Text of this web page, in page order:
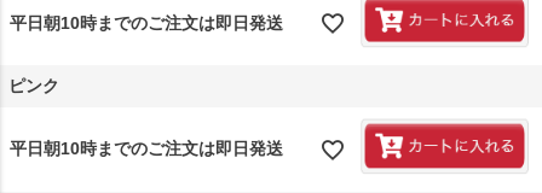
平日朝10時までのご注文は即日発送
ピンク
平日朝10時までのご注文は即日発送